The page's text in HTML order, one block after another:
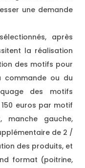
une demande
après
la réalisation
des motifs pour
commande ou du
des motifs
euros par motif
gauche,
de 2 /
des produits, et
format (poitrine,